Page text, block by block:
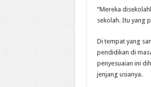
“Mereka
sekolah. Itu yang
Di tempat yang
pendidikan di
penyesuaian ini
jenjang usianya.